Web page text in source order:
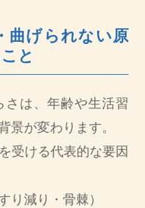
曲げられない原
と
は、年齢や生活習
景が変わります。
受ける代表的な要因
り減り・骨棘）